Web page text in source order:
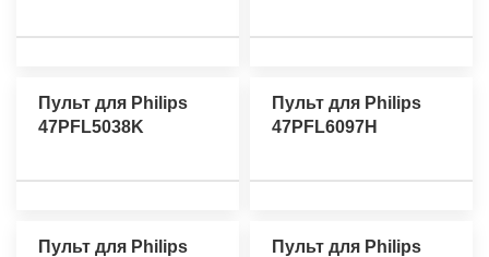
Пульт для Philips
47PFL5038K
Пульт для Philips
47PFL6097H
Пульт для Philips
Пульт для Philips